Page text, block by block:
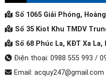
Số 1065 Giải Phóng,
Số 35 Kiot Khu TMDV
Số 68 Phúc La, KĐT Xa La,
Điện thoại: 0988 555 993 /
Email: acquy247@gmail.com